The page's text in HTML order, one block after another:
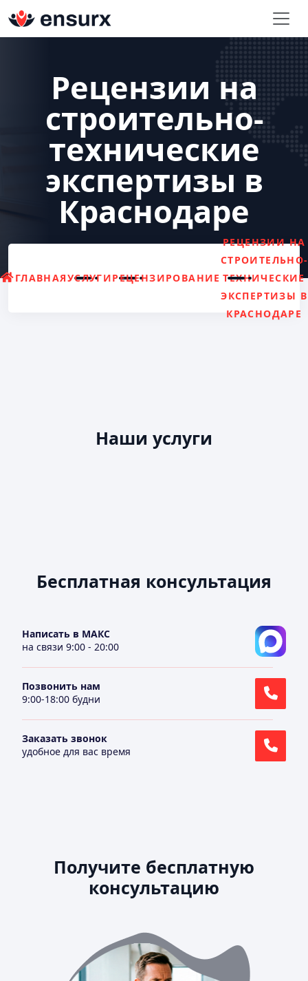
Рецензии на
строительно-
технические
экспертизы в
Краснодаре
ГЛАВНАЯУСЛУГИРЕЦЕНЗИРОВАНИЕ
РЕЦЕНЗИИ НА
СТРОИТЕЛЬНО-
ТЕХНИЧЕСКИЕ
ЭКСПЕРТИЗЫ В
КРАСНОДАРЕ
Наши услуги
Бесплатная консультация
Написать в МАКС
на связи 9:00 - 20:00
Позвонить нам
9:00-18:00 будни
Заказать звонок
удобное для вас время
Получите бесплатную
консультацию